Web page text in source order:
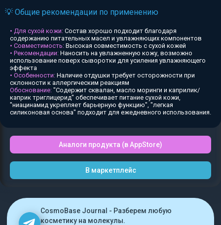
💡 Общие рекомендации по применению
• Для сухой кожи: Состав хорошо подходит благодаря
содержанию питательных масел и увлажняющих компонентов
• Совместимость: Высокая совместимость с сухой кожей
• Рекомендации: Наносить на увлажненную кожу, возможно
использование поверх сыворотки для усиления увлажняющего
эффекта
• Особенности: Наличие отдушки требует осторожности при
склонности к аллергическим реакциям
Обоснование: "Содержит сквалан, масло моринги и каприлик/
каприк триглицерид" обеспечивает питание сухой кожи,
"ниацинамид укрепляет барьерную функцию", "легкая
силиконовая основа" подходит для ежедневного использования.
Аналоги продукта (в AppStore)
В маркетплейс
CosmoBase Journal - Разберем любую
косметику на молекулы.